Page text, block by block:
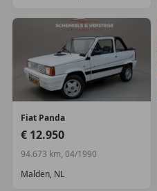
Fiat Panda
€ 12.950
94.673 km, 04/1990
Malden, NL